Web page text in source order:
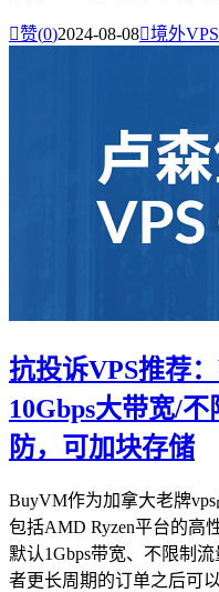
赞(0)2024-08-08境外VPS
抗投诉VPS推荐
10Gbps大带宽/
防，可加块存储
BuyVM作为加拿大老牌vps
包括AMD Ryzen平台的高
默认1Gbps带宽、不限制
者更长周期的订单之后可